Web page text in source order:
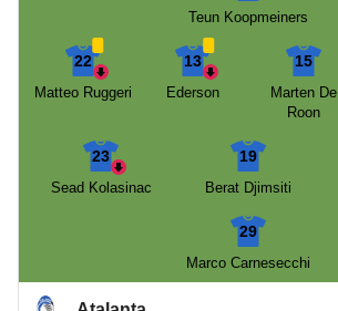
Teun Koopmeiners
22
Matteo Ruggeri
13
Ederson
15
Marten De
Roon
23
Sead Kolasinac
19
Berat Djimsiti
29
Marco Carnesecchi